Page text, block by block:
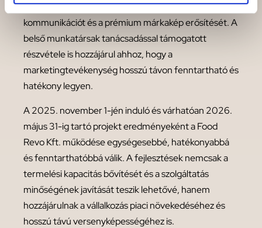
biztosítja az egységes megjelenést, célzott
kommunikációt és a prémium márkakép erősítését. A
belső munkatársak tanácsadással támogatott
részvétele is hozzájárul ahhoz, hogy a
marketingtevékenység hosszú távon fenntartható és
hatékony legyen.
A 2025. november 1-jén induló és várhatóan 2026.
május 31-ig tartó projekt eredményeként a Food
Revo Kft. működése egységesebbé, hatékonyabbá
és fenntarthatóbbá válik. A fejlesztések nemcsak a
termelési kapacitás bővítését és a szolgáltatás
minőségének javítását teszik lehetővé, hanem
hozzájárulnak a vállalkozás piaci növekedéséhez és
hosszú távú versenyképességéhez is.